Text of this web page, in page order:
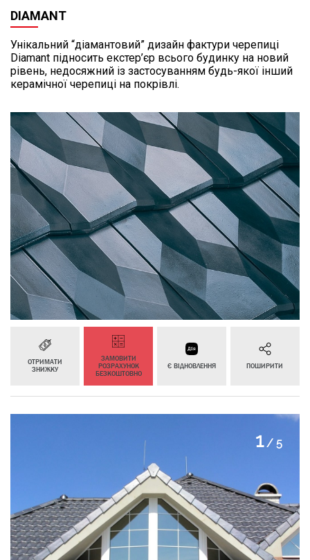
DIAMANT
Унікальний “діамантовий” дизайн фактури черепиці
Diamant підносить екстер’єр всього будинку на новий
рівень, недосяжний із застосуванням будь-якої інший
керамічної черепиці на покрівлі.
ОТРИМАТИ
ЗНИЖКУ
ЗАМОВИТИ
РОЗРАХУНОК
БЕЗКОШТОВНО
Є ВІДНОВЛЕННЯ ПОШИРИТИ
2/ 5